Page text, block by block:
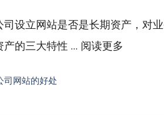
司设立网站是否是长期资产，对
产的三大特性 ... 阅读更多
司网站的好处